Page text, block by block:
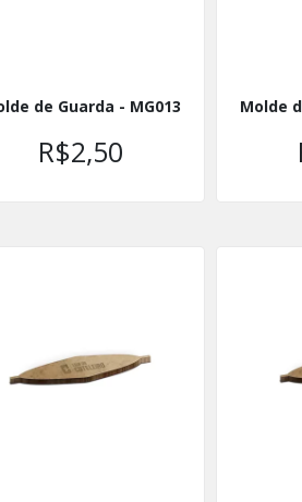
de Guarda - MG013
R$2,50
Molde